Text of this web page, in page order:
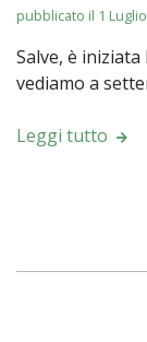
pubblicato il 1
Salve, è
vediamo a
Leggi tutto